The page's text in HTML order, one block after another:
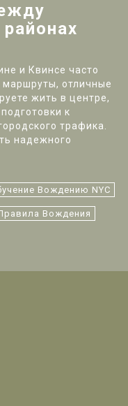
и Квинсе часто
маршруты, отличные
жить в центре,
к
трафика.
надежного
Вождению NYC
Вождения